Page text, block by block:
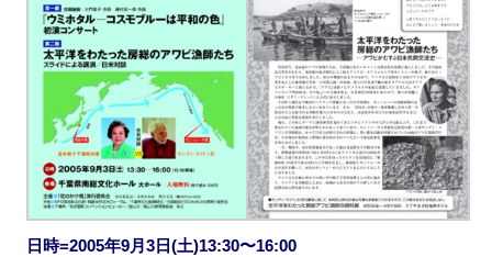
日時=2005年9月3日(土)13:30〜16:00